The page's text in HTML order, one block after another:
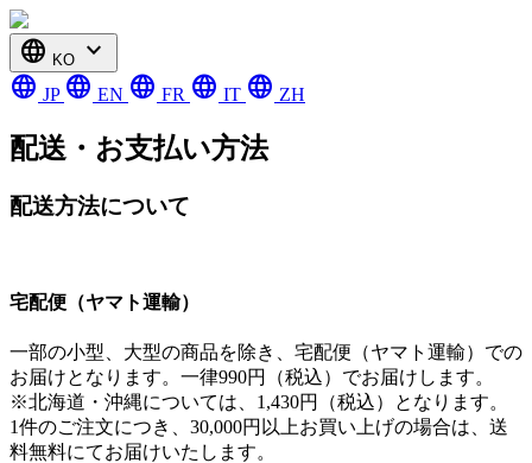
language KO
expand_more
language JP language EN language FR language IT language ZH
配送・お支払い方法
配送方法について
宅配便（ヤマト運輸）
一部の小型、大型の商品を除き、宅配便（ヤマト運輸）での
お届けとなります。一律990円（税込）でお届けします。
※北海道・沖縄については、1,430円（税込）となります。
1件のご注文につき、30,000円以上お買い上げの場合は、送
料無料にてお届けいたします。